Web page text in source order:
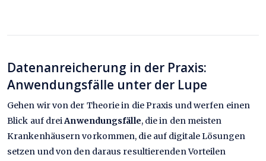
Datenanreicherung in der Praxis:
Anwendungsfälle unter der Lupe
Gehen wir von der Theorie in die Praxis und werfen einen
Blick auf dreiAnwendungsfälle, die in den meisten
Krankenhäusern vorkommen, die auf digitale Lösungen
setzen und von den daraus resultierenden Vorteilen